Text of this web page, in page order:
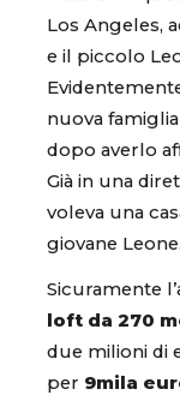
Los Angeles,
e il piccolo
nuova
dopo averlo
Già in una
voleva una
giovane Leone.
Sicuramente
loft da 270
due milioni di
per 9mila